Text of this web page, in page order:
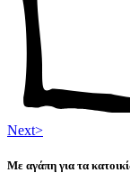
Next>
Με αγάπη για τα